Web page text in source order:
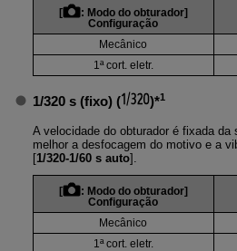
[ : Modo do obturador]
Configuração
Mecânico
1ª cort. eletr.
1/320 s (fixo)( )*1
A velocidade do obturador é fixada
melhor a desfocagem do motivo e a
[1/320-1/60 s auto].
: Modo do obturador]
Configuração
Mecânico
1ª cort. eletr.